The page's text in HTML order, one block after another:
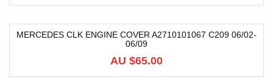
MERCEDES CLK ENGINE COVER A2710101067 C209 06/02-
06/09
AU $65.00